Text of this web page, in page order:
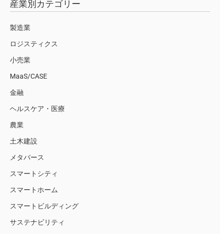
産業別カテゴリー
製造業
ロジスティクス
小売業
MaaS/CASE
金融
ヘルスケア・医療
農業
土木建設
メタバース
スマートシティ
スマートホーム
スマートビルディング
サステナビリティ